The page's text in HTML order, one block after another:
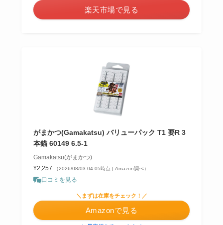
楽天市場で見る
がまかつ(Gamakatsu) バリューパック T1 要R 3
本錨 60149 6.5-1
Gamakatsu(がまかつ)
¥2,257
（2026/08/03 04:05時点 | Amazon調べ）
口コミを見る
＼まずは在庫をチェック！／
Amazonで見る